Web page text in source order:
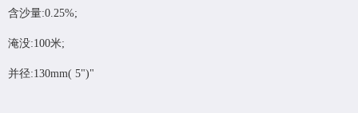
含沙量:0.25%;
淹没:100米;
并径:130mm( 5")"